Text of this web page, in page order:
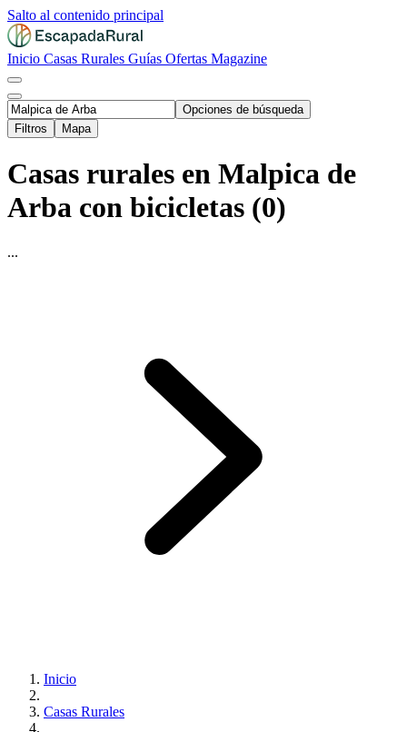
Salto al contenido principal
Inicio Casas Rurales Guías Ofertas Magazine
Opciones de búsqueda
Filtros
Mapa
Casas rurales en Malpica de
Arba con bicicletas (0)
...
Inicio
Casas Rurales